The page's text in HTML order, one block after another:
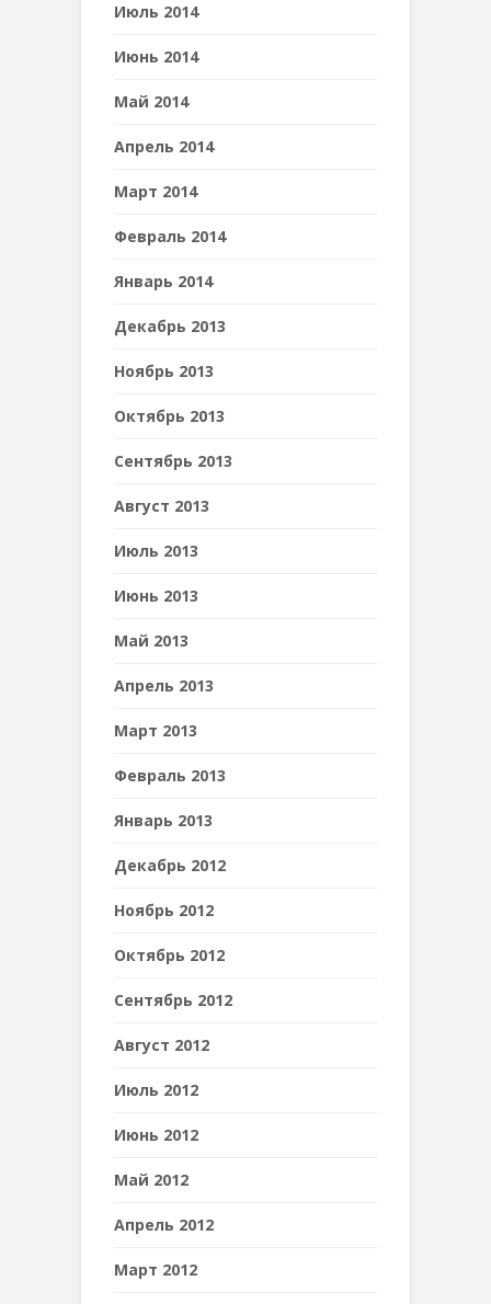
Июль 2014
Июнь 2014
Май 2014
Апрель 2014
Март 2014
Февраль 2014
Январь 2014
Декабрь 2013
Ноябрь 2013
Октябрь 2013
Сентябрь 2013
Август 2013
Июль 2013
Июнь 2013
Май 2013
Апрель 2013
Март 2013
Февраль 2013
Январь 2013
Декабрь 2012
Ноябрь 2012
Октябрь 2012
Сентябрь 2012
Август 2012
Июль 2012
Июнь 2012
Май 2012
Апрель 2012
Март 2012